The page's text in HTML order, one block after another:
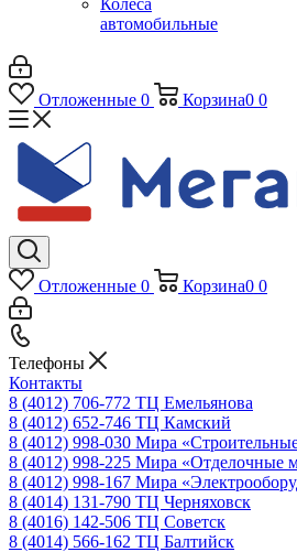
Колеса
автомобильные
Отложенные 0 Корзина0 0
Отложенные 0 Корзина0 0
Телефоны
Контакты
8 (4012) 706-772 ТЦ Емельянова
8 (4012) 652-746 ТЦ Камский
8 (4012) 998-030 Мира
8 (4012) 998-225 Мира «Отделочные
8 (4012) 998-167 Мира
8 (4014) 131-790 ТЦ Черняховск
8 (4016) 142-506 ТЦ Советск
8 (4014) 566-162 ТЦ Балтийск